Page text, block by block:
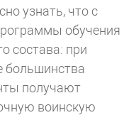
узнать, что с
обучения
состава: при
большинства
получают
воинскую